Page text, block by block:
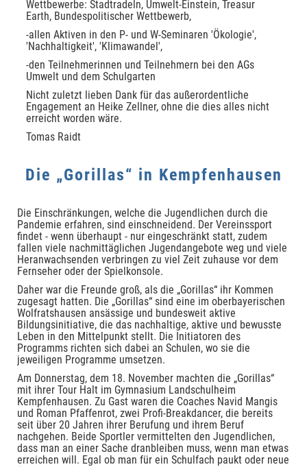
Wettbewerbe: Stadtradeln, Umwelt-Einstein, Treasur
Earth, Bundespolitischer Wettbewerb,
-allen Aktiven in den P- und W-Seminaren 'Ökologie',
'Nachhaltigkeit', 'Klimawandel',
-den Teilnehmerinnen und Teilnehmern bei den AGs
Umwelt und dem Schulgarten
Nicht zuletzt lieben Dank für das außerordentliche
Engagement an Heike Zellner, ohne die dies alles nicht
erreicht worden wäre.
Tomas Raidt
Die „Gorillas“ in Kempfenhausen
Die Einschränkungen, welche die Jugendlichen durch die
Pandemie erfahren, sind einschneidend. Der Vereinssport
findet - wenn überhaupt - nur eingeschränkt statt, zudem
fallen viele nachmittäglichen Jugendangebote weg und viele
Heranwachsenden verbringen zu viel Zeit zuhause vor dem
Fernseher oder der Spielkonsole.
Daher war die Freunde groß, als die „Gorillas“ ihr Kommen
zugesagt hatten. Die „Gorillas“ sind eine im oberbayerischen
Wolfratshausen ansässige und bundesweit aktive
Bildungsinitiative, die das nachhaltige, aktive und bewusste
Leben in den Mittelpunkt stellt. Die Initiatoren des
Programms richten sich dabei an Schulen, wo sie die
jeweiligen Programme umsetzen.
Am Donnerstag, dem 18. November machten die „Gorillas“
mit ihrer Tour Halt im Gymnasium Landschulheim
Kempfenhausen. Zu Gast waren die Coaches Navid Mangis
und Roman Pfaffenrot, zwei Profi-Breakdancer, die bereits
seit über 20 Jahren ihrer Berufung und ihrem Beruf
nachgehen. Beide Sportler vermittelten den Jugendlichen,
dass man an einer Sache dranbleiben muss, wenn man etwas
erreichen will. Egal ob man für ein Schulfach paukt oder neue